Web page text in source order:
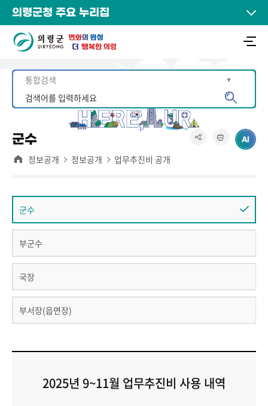
의령군청 주요 누리집
군수
정보공개 정보공개 업무추진비 공개
군수
부군수
국장
부서장(읍면장)
2025년 9~11월 업무추진비 사용 내역